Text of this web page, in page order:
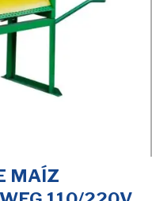
MAÍZ